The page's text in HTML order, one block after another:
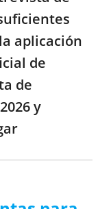
aplicación
de
de
y